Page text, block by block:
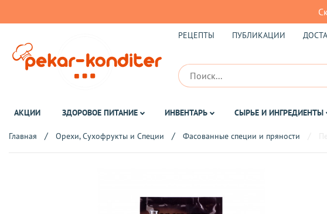
РЕЦЕПТЫ ПУБЛИКАЦИИ
АКЦИИ ЗДОРОВОЕ ПИТАНИЕ ИНВЕНТАРЬ СЫРЬЕ И ИНГРЕДИЕНТЫ
Главная Орехи, Сухофрукты и Специи Фасованные специи и пряности